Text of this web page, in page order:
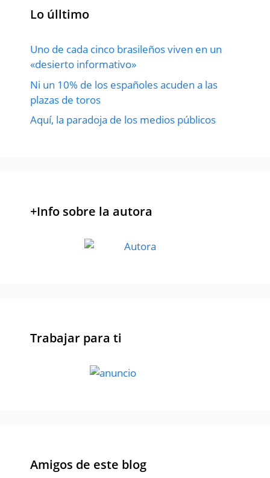
Lo úlltimo
Uno de cada cinco brasileños viven en un
«desierto informativo»
Ni un 10% de los españoles acuden a las
plazas de toros
Aquí, la paradoja de los medios públicos
+Info sobre la autora
Trabajar para ti
Amigos de este blog